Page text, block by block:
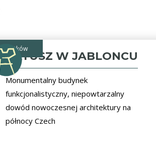
zabytków
RATUSZ W JABLONCU
Monumentalny budynek
funkcjonalistyczny, niepowtarzalny
dowód nowoczesnej architektury na
północy Czech